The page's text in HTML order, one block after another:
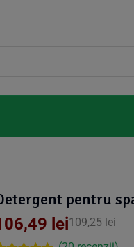
pentru
109,25lei
lei